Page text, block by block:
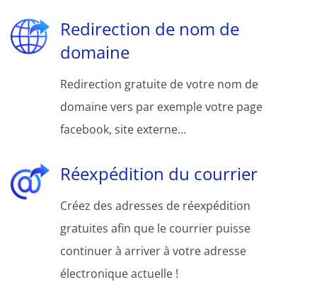
Redirection de nom de
domaine
Redirection gratuite de votre nom de
domaine vers par exemple votre page
facebook, site externe...
Réexpédition du courrier
Créez des adresses de réexpédition
gratuites afin que le courrier puisse
continuer à arriver à votre adresse
électronique actuelle !